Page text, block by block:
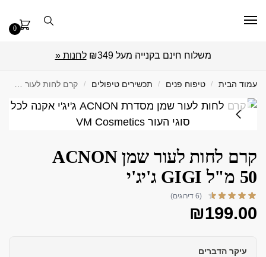
0
משלוח חינם בקנייה מעל ₪349 לחנות «
עמוד הבית / טיפוח פנים / תכשירים טיפולים / קרם לחות לעור שמן ACNON 50 מ"ל GIGI ג'יג'י
קרם לחות לעור שמן ACNON
50 מ"ל GIGI ג'יג'י
(6 דירוגים)
₪199.00
עיקר הדברים